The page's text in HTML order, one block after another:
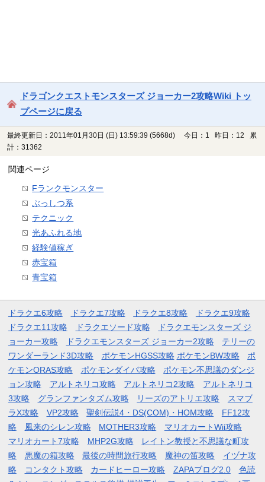
ドラゴンクエストモンスターズ ジョーカー2攻略Wiki トッ
プページに戻る
最終更新日：2011年01月30日 (日) 13:59:39 (5668d)
今日：1 昨日：12 累
計：31362
関連ページ
Fランクモンスター
ぶっしつ系
テクニック
光あふれる地
経験値稼ぎ
赤宝箱
青宝箱
ドラクエ6攻略 ドラクエ7攻略 ドラクエ8攻略
ドラクエ9攻略
ドラクエ11攻略
ドラクエソード攻略
ドラクエモンスターズ ジ
ョーカー攻略
ドラクエモンスターズ ジョーカー2攻略
テリーの
ワンダーランド3D攻略
ポケモンHGSS攻略 ポケモンBW攻略
ポ
ケモンORAS攻略
ポケモンダイパ攻略
ポケモン不思議のダンジ
ョン攻略
アルトネリコ攻略 アルトネリコ2攻略
アルトネリコ
3攻略
グランファンタズム攻略 リーズのアトリエ攻略
スマブ
ラX攻略
VP2攻略 聖剣伝説4・DS(COM)・HOM攻略
FF12攻
略
風来のシレン攻略 MOTHER3攻略
マリオカートWii攻略
マリオカート7攻略
MHP2G攻略
レイトン教授と不思議な町攻
略
悪魔の箱攻略 最後の時間旅行攻略 魔神の笛攻略
イヅナ攻
略
コンタクト攻略 カードヒーロー攻略 ZAPAブログ2.0
色読